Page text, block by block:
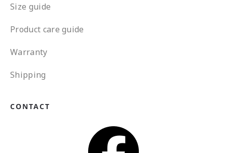
Size guide
Product care guide
Warranty
Shipping
CONTACT